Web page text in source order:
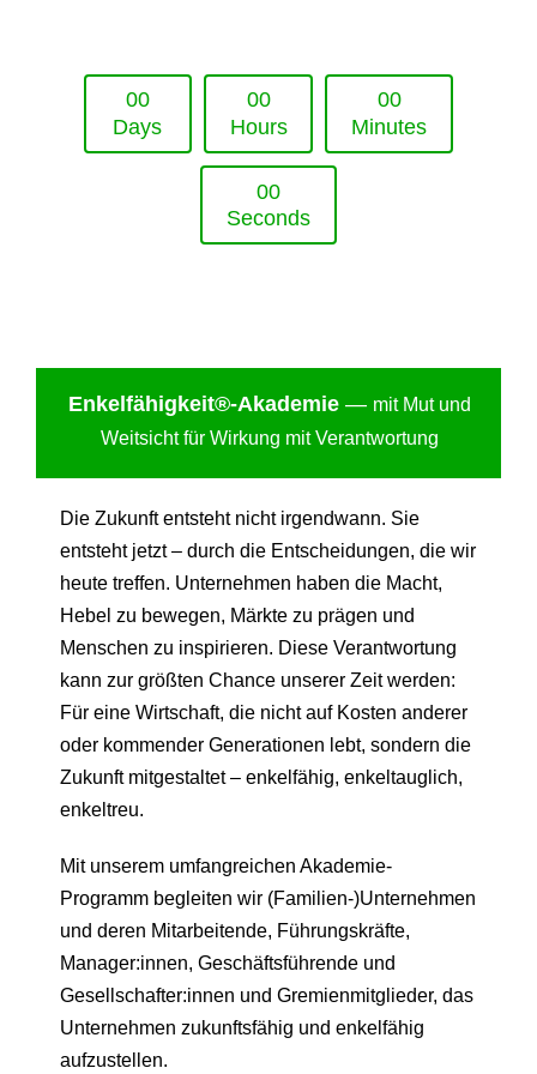
00
Days
00
Hours
00
Minutes
00
Seconds
Enkelfähigkeit®-Akademie — mit Mut und
Weitsicht für Wirkung mit Verantwortung
Die Zukunft entsteht nicht irgendwann. Sie
entsteht jetzt – durch die Entscheidungen, die wir
heute treffen. Unternehmen haben die Macht,
Hebel zu bewegen, Märkte zu prägen und
Menschen zu inspirieren. Diese Verantwortung
kann zur größten Chance unserer Zeit werden:
Für eine Wirtschaft, die nicht auf Kosten anderer
oder kommender Generationen lebt, sondern die
Zukunft mitgestaltet – enkelfähig, enkeltauglich,
enkeltreu.
Mit unserem umfangreichen Akademie-
Programm begleiten wir (Familien-)Unternehmen
und deren Mitarbeitende, Führungskräfte,
Manager:innen, Geschäftsführende und
Gesellschafter:innen und Gremienmitglieder, das
Unternehmen zukunftsfähig und enkelfähig
aufzustellen.